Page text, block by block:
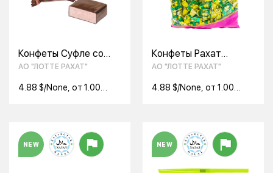
Конфеты Суфле со
вкусом вишня Рахат
АО "ЛОТТЕ РАХАТ"
4.88 $/None, от 1.00
Конфеты Рахат
Цитрон 1 кг
АО "ЛОТТЕ РАХАТ"
4.88 $/None, от 1.00
NEW NEW